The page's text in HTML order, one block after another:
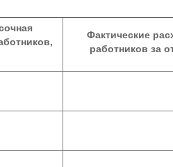
Фактические
работников за